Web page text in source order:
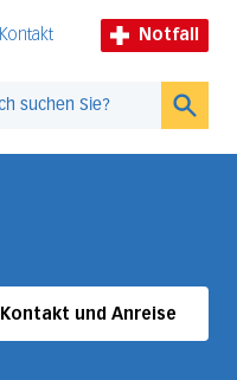
Kontakt Notfall
Kontakt und Anreise